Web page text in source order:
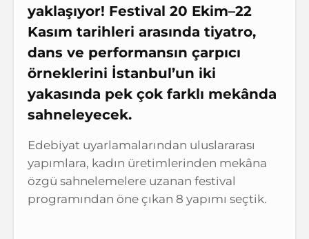
yaklaşıyor! Festival 20 Ekim–22
Kasım tarihleri arasında tiyatro,
dans ve performansın çarpıcı
örneklerini İstanbul’un iki
yakasında pek çok farklı mekânda
sahneleyecek.
Edebiyat uyarlamalarından uluslararası
yapımlara, kadın üretimlerinden mekâna
özgü sahnelemelere uzanan festival
programından öne çıkan 8 yapımı seçtik.